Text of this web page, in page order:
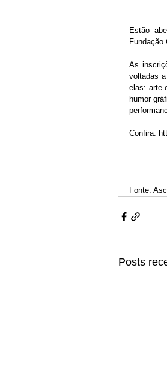
Estão
As
voltadas
elas: arte
humor
Confira:
Fonte:
Posts